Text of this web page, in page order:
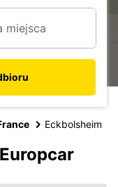
Eckbolsheim